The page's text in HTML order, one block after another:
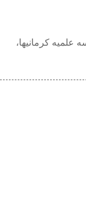
علمیه کرمانیها،